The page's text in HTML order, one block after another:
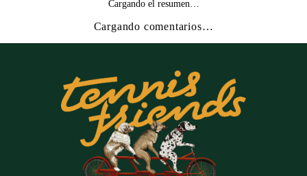
Cargando el resumen…
Cargando comentarios…